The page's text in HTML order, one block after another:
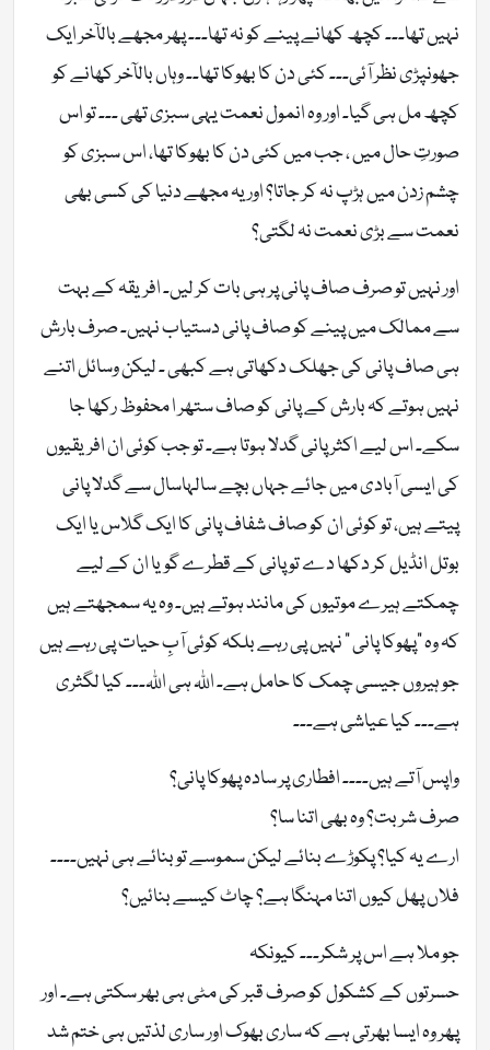
نہیں تھا۔۔۔ کچھ کھانے پینے کو نہ تھا۔۔۔ پھر مجھے بالآخر ایک
جھونپڑی نظر آئی۔۔۔ کئی دن کا بھوکا تھا۔۔ وہاں بالآخر کھانے کو
کچھ مل ہی گیا۔ اور وہ انمول نعمت یہی سبزی تھی ۔۔۔ تو اس
صورتِ حال میں ، جب میں کئی دن کا بھوکا تھا، اس سبزی کو
چشم زدن میں ہڑپ نہ کر جاتا؟ اور یہ مجھے دنیا کی کسی بھی
نعمت سے بڑی نعمت نہ لگتی؟
اور نہیں تو صرف صاف پانی پر ہی بات کر لیں۔ افریقہ کے بہت
سے ممالک میں پینے کو صاف پانی دستیاب نہیں۔ صرف بارش
ہی صاف پانی کی جھلک دکھاتی ہے کبھی ۔ لیکن وسائل اتنے
نہیں ہوتے کہ بارش کے پانی کو صاف ستھر ا محفوظ رکھا جا
سکے۔ اس لیے اکثر پانی گدلا ہوتا ہے۔ تو جب کوئی ان افریقیوں
کی ایسی آبادی میں جائے جہاں بچے سالہاسال سے گدلا پانی
پیتے ہیں، تو کوئی ان کو صاف شفاف پانی کا ایک گلاس یا ایک
بوتل انڈیل کر دکھا دے تو پانی کے قطرے گویا ان کے لیے
چمکتے ہیرے موتیوں کی مانند ہوتے ہیں۔ وہ یہ سمجھتے ہیں
کہ وہ “پھوکا پانی ” نہیں پی رہے بلکہ کوئی آبِ حیات پی رہے ہیں
جو ہیروں جیسی چمک کا حامل ہے۔ اللہ ہی اللہ۔۔۔ کیا لگثری
ہے۔۔۔ کیا عیاشی ہے۔۔۔
واپس آتے ہیں۔۔۔۔ افطاری پر سادہ پھوکا پانی؟
صرف شربت؟ وہ بھی اتنا سا؟
ارے یہ کیا؟ پکوڑے بنائے لیکن سموسے تو بنائے ہی نہیں۔۔۔۔
فلاں پھل کیوں اتنا مہنگا ہے؟ چاٹ کیسے بنائیں؟
جو ملا ہے اس پر شکر۔۔۔ کیونکہ
حسرتوں کے کشکول کو صرف قبر کی مٹی ہی بھر سکتی ہے۔ اور
پھر وہ ایسا بھرتی ہے کہ ساری بھوک اور ساری لذتیں ہی ختم شد